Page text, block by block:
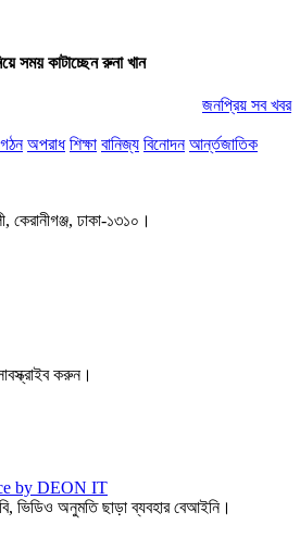
সময় কাটাচ্ছেন রুনা খান
জনপ্রিয় সব খবর
অপরাধ শিক্ষা বানিজ্য বিনোদন আর্ন্তজাতিক
কেরানীগঞ্জ, ঢাকা-১৩১০।
করুন।
by DEON IT
ভিডিও অনুমতি ছাড়া ব্যবহার বেআইনি।